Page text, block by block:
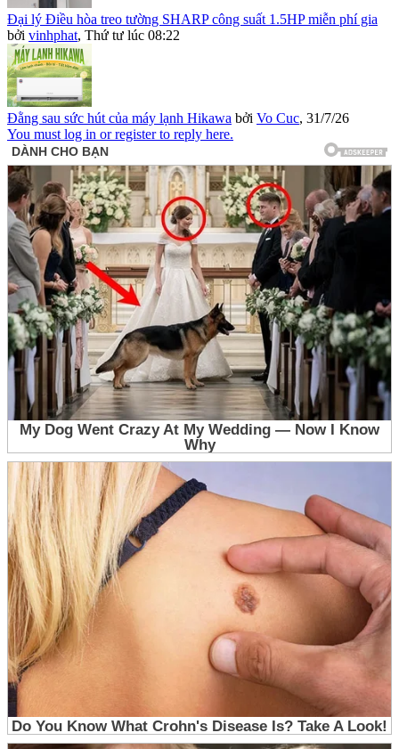
Đại lý Điều hòa treo tường SHARP công suất 1.5HP miễn phí gia
bởi vinhphat, Thứ tư lúc 08:22
Đằng sau sức hút của máy lạnh Hikawa bởi Vo Cuc, 31/7/26
You must log in or register to reply here.